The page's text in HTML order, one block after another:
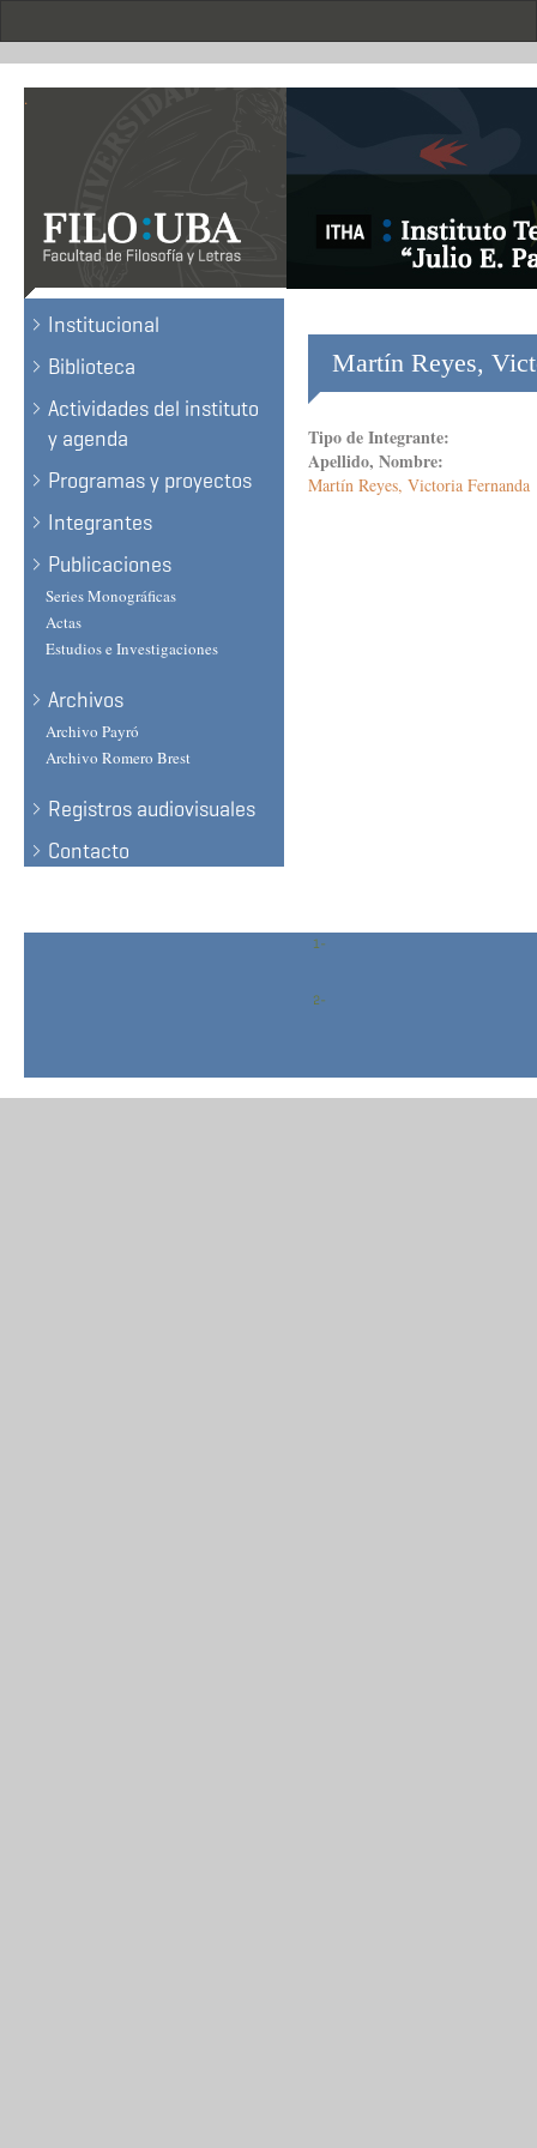
.
Institucional
Biblioteca
Actividades del instituto
y agenda
Programas y proyectos
Integrantes
Publicaciones
Series Monográficas
Actas
Estudios e Investigaciones
Archivos
Archivo Payró
Archivo Romero Brest
Registros audiovisuales
Contacto
Martín Reyes,
Tipo de Integrante:
Apellido, Nombre:
Martín Reyes, Victoria Fernanda